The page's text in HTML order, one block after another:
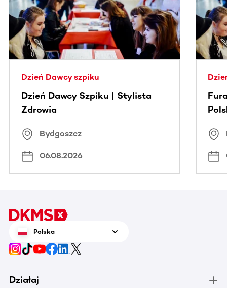
Dzień Dawcy szpiku
Dzień Dawcy Szpiku | Stylista
Zdrowia
Bydgoszcz
06.08.2026
Polska
Działaj